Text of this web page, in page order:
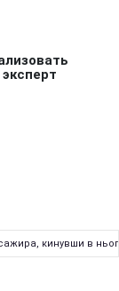
кинувши в